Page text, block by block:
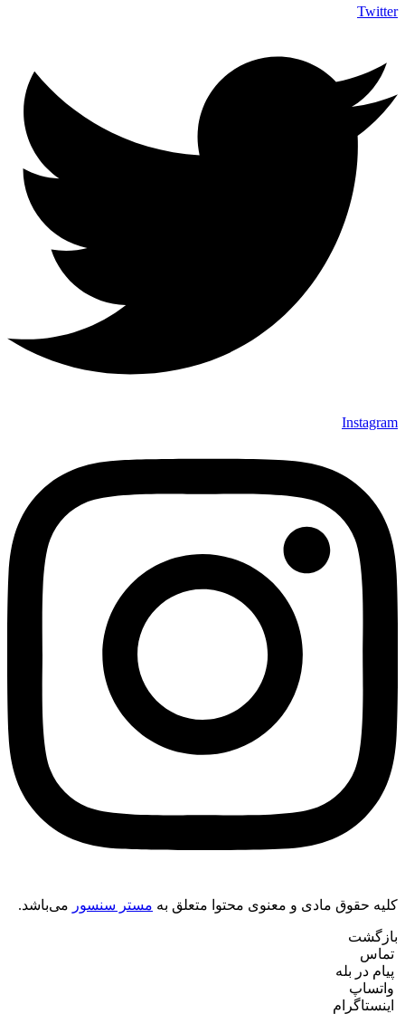
Twitter
Instagram
کلیه حقوق مادی و معنوی محتوا متعلق به مستر سنسور می‌باشد.
بازگشت
‌ تماس
‌ پیام در بله
‌ واتساپ
‌ اینستاگرام